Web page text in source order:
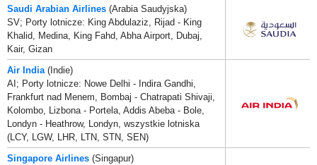
Saudi Arabian Airlines (Arabia Saudyjska)
SV; Porty lotnicze: King Abdulaziz, Rijad - King
Khalid, Medina, King Fahd, Abha Airport, Dubaj,
Kair, Gizan
Air India (Indie)
AI; Porty lotnicze: Nowe Delhi - Indira Gandhi,
Frankfurt nad Menem, Bombaj - Chatrapati Shivaji,
Kolombo, Lizbona - Portela, Addis Abeba - Bole,
Londyn - Heathrow, Londyn, wszystkie lotniska
(LCY, LGW, LHR, LTN, STN, SEN)
Singapore Airlines (Singapur)